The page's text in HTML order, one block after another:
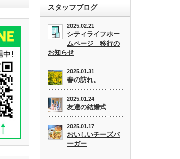
スタッフブログ
2025.02.21
シティライフホー
ムページ 移行の
お知らせ
2025.01.31
春の訪れ。
2025.01.24
友達の結婚式
2025.01.17
おいしいチーズバ
ーガー